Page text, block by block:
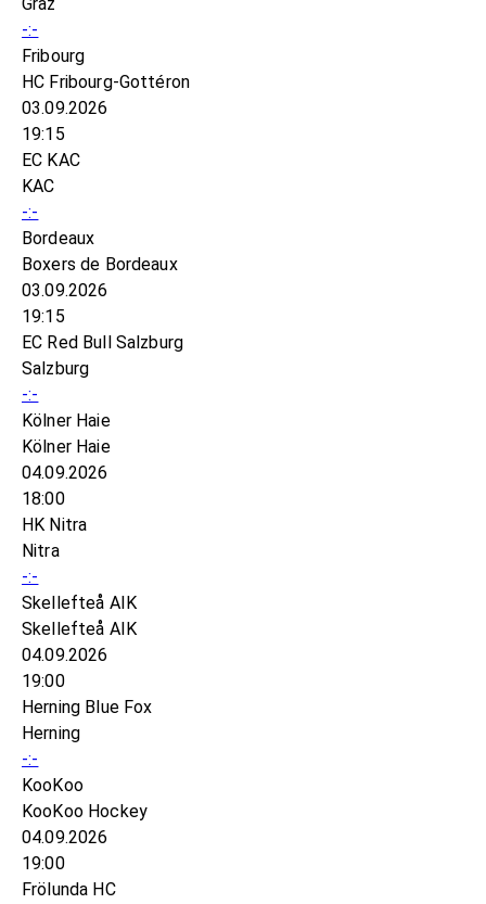
-:-
Fribourg
HC Fribourg-Gottéron
03.09.2026
19:15
EC KAC
KAC
-:-
Bordeaux
Boxers de Bordeaux
03.09.2026
19:15
EC Red Bull Salzburg
Salzburg
-:-
Kölner Haie
Kölner Haie
04.09.2026
18:00
HK Nitra
Nitra
-:-
Skellefteå AIK
Skellefteå AIK
04.09.2026
19:00
Herning Blue Fox
Herning
-:-
KooKoo
KooKoo Hockey
04.09.2026
19:00
Frölunda HC